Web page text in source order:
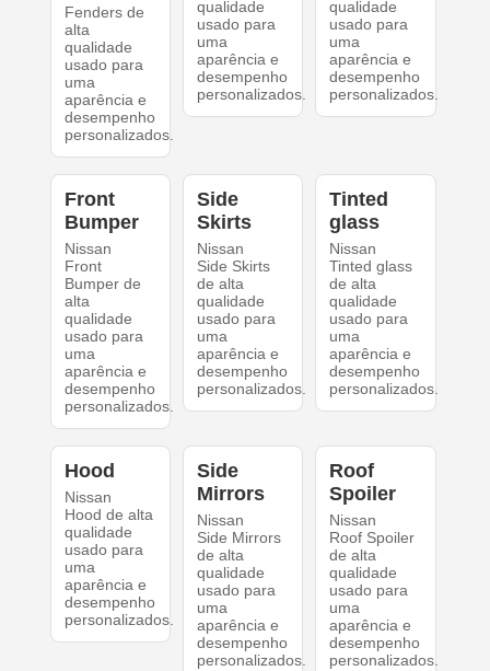
Fenders de
alta
qualidade
usado para
uma
aparência e
desempenho
personalizados.
qualidade
usado para
uma
aparência e
desempenho
personalizados.
qualidade
usado para
uma
aparência e
desempenho
personalizados.
Front
Bumper
Nissan
Front
Bumper de
alta
qualidade
usado para
uma
aparência e
desempenho
personalizados.
Side
Skirts
Nissan
Side Skirts
de alta
qualidade
usado para
uma
aparência e
desempenho
personalizados.
Tinted
glass
Nissan
Tinted glass
de alta
qualidade
usado para
uma
aparência e
desempenho
personalizados.
Hood
Nissan
Hood de alta
qualidade
usado para
uma
aparência e
desempenho
personalizados.
Side
Mirrors
Nissan
Side Mirrors
de alta
qualidade
usado para
uma
aparência e
desempenho
personalizados.
Roof
Spoiler
Nissan
Roof Spoiler
de alta
qualidade
usado para
uma
aparência e
desempenho
personalizados.